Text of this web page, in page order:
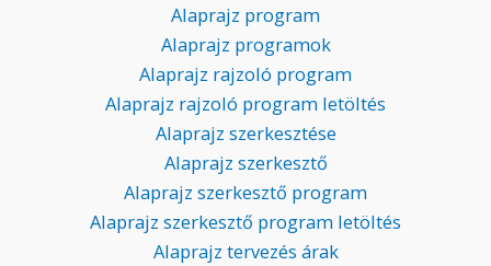
Alaprajz program
Alaprajz programok
Alaprajz rajzoló program
Alaprajz rajzoló program letöltés
Alaprajz szerkesztése
Alaprajz szerkesztő
Alaprajz szerkesztő program
Alaprajz szerkesztő program letöltés
Alaprajz tervezés árak